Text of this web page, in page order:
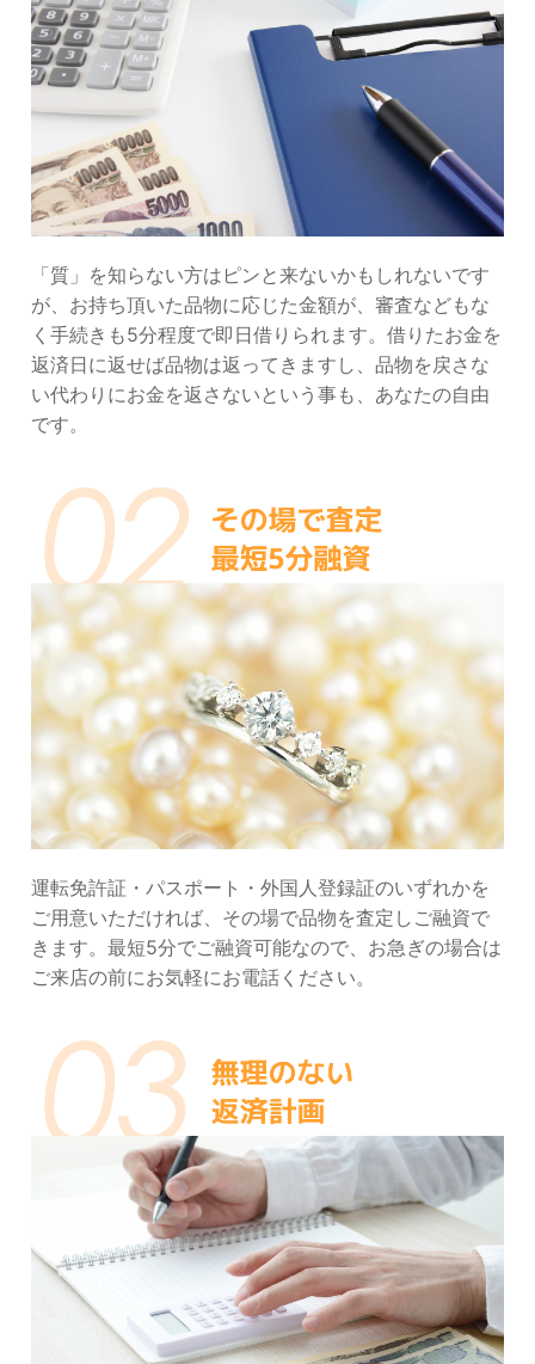
「質」を知らない方はピンと来ないかもしれないです
が、お持ち頂いた品物に応じた金額が、審査などもな
く手続きも5分程度で即日借りられます。借りたお金を
返済日に返せば品物は返ってきますし、品物を戻さな
い代わりにお金を返さないという事も、あなたの自由
です。
運転免許証・パスポート・外国人登録証のいずれかを
ご用意いただければ、その場で品物を査定しご融資で
きます。最短5分でご融資可能なので、お急ぎの場合は
ご来店の前にお気軽にお電話ください。